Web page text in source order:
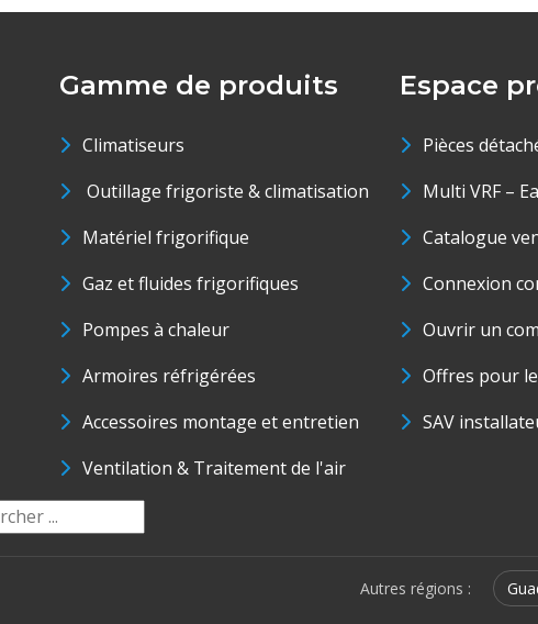
Gamme de produits
Climatiseurs
Outillage frigoriste & climatisation
Matériel frigorifique
Gaz et fluides frigorifiques
Pompes à chaleur
Armoires réfrigérées
Accessoires montage et entretien
Ventilation & Traitement de l'air
Espace
Pièces
Multi VRF –
Catalogue
Connexion
Ouvrir un
Offres pour
SAV
Autres régions :